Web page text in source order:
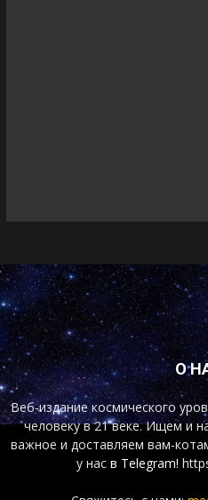
О
Веб-издание космического
человеку в 21 веке. Ищем и
важное и доставляем вам-
у нас в Telegram!